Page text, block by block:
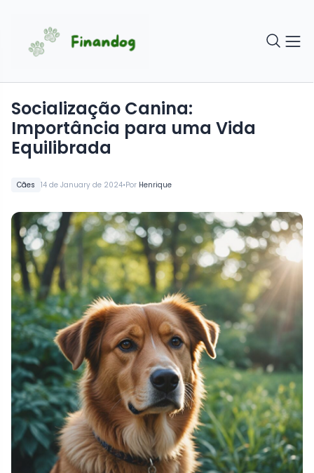
Cães 14 de January de 2024•Por Henrique
Socialização Canina:
Importância para uma Vida
Equilibrada